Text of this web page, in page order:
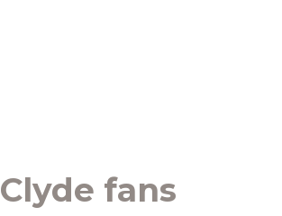
Clyde fans